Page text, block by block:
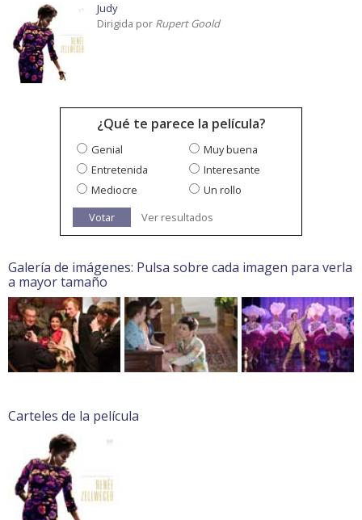
Judy
Dirigida por Rupert Goold
¿Qué te parece la película?
Genial
Muy buena
Entretenida
Interesante
Mediocre
Un rollo
Votar
Ver resultados
Galería de imágenes: Pulsa sobre cada imagen para verla
a mayor tamaño
Carteles de la película